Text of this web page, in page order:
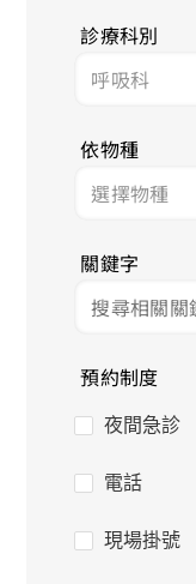
診療科別
依物種
關鍵字
預約制度
夜間急診
電話
現場掛號